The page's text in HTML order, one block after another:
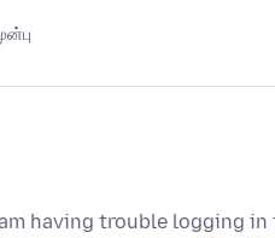
having trouble logging